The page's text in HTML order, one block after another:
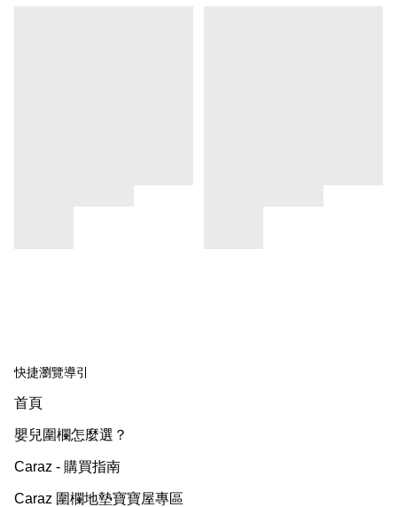
快捷瀏覽導引
首頁
嬰兒圍欄怎麼選？
Caraz - 購買指南
Caraz 圍欄地墊寶寶屋專區